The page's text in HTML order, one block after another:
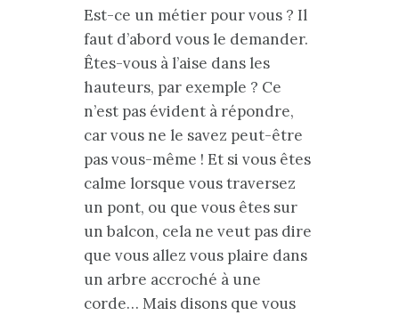
Est-ce un métier pour vous ? Il
faut d’abord vous le demander.
Êtes-vous à l’aise dans les
hauteurs, par exemple ? Ce
n’est pas évident à répondre,
car vous ne le savez peut-être
pas vous-même ! Et si vous êtes
calme lorsque vous traversez
un pont, ou que vous êtes sur
un balcon, cela ne veut pas dire
que vous allez vous plaire dans
un arbre accroché à une
corde… Mais disons que vous